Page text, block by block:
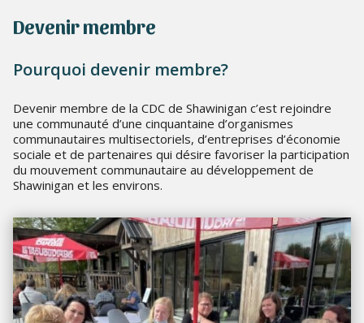
Devenir membre
Pourquoi devenir membre?
Devenir membre de la CDC de Shawinigan c’est rejoindre
une communauté d’une cinquantaine d’organismes
communautaires multisectoriels, d’entreprises d’économie
sociale et de partenaires qui désire favoriser la participation
du mouvement communautaire au développement de
Shawinigan et les environs.